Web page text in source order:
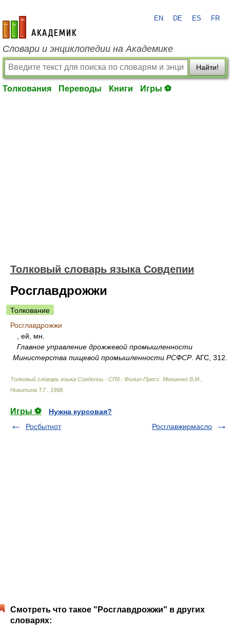
academic.ru
EN DE ES FR
Словари и энциклопедии на Академике
Найти!
Толкования Переводы Книги Игры ⚽
Толковый словарь языка Совдепии
Росглавдрожжи
Толкование
Росглавдрожжи
, ей, мн.
Главное управление дрожжевой промышленности
Министерства пищевой промышленности РСФСР. АГС, 312.
Толковый словарь языка Совдепии.- СПб.: Фолио-Пресс Мокиенко В.М.,
Никитина Т.Г.
1998
Игры ⚽
Нужна курсовая?
Росбытнот
Росглавжирмасло
Смотреть что такое "Росглавдрожжи" в других
словарях: